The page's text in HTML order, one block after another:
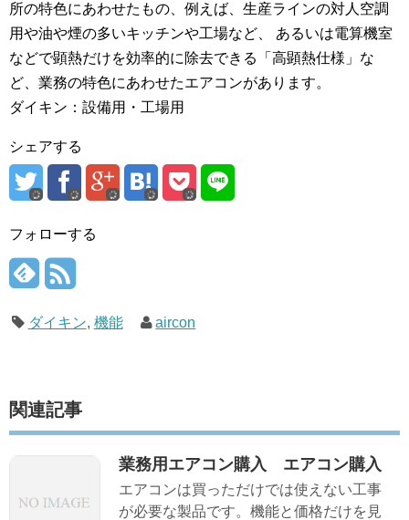
所の特色にあわせたもの、例えば、生産ラインの対人空調
用や油や煙の多いキッチンや工場など、 あるいは電算機室
などで顕熱だけを効率的に除去できる「高顕熱仕様」な
ど、業務の特色にあわせたエアコンがあります。
ダイキン：設備用・工場用
シェアする
フォローする
ダイキン, 機能 aircon
関連記事
業務用エアコン購入 エアコン購入
エアコンは買っただけでは使えない工事
が必要な製品です。機能と価格だけを見